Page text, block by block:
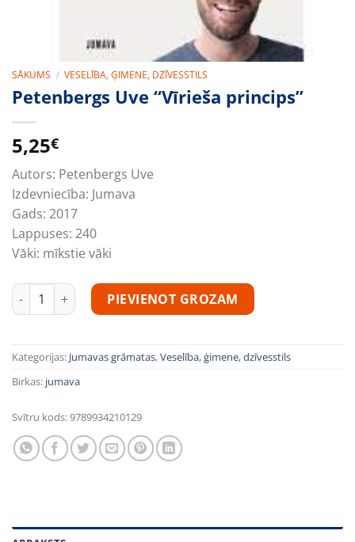
SĀKUMS / VESELĪBA, ĢIMENE, DZĪVESSTILS
Petenbergs Uve “Vīrieša princips”
5,25€
Autors: Petenbergs Uve
Izdevniecība: Jumava
Gads: 2017
Lappuses: 240
Vāki: mīkstie vāki
Petenbergs Uve "Vīrieša princips" daudzums
PIEVIENOT GROZAM
Kategorijas: Jumavas grāmatas,Veselība, ģimene, dzīvesstils
Birkas: jumava
Svītru kods:9789934210129